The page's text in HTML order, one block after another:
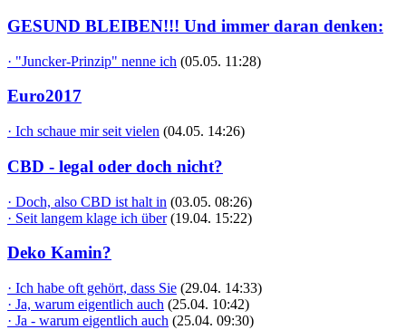
GESUND BLEIBEN!!! Und immer daran denken:
· "Juncker-Prinzip" nenne ich (05.05. 11:28)
Euro2017
· Ich schaue mir seit vielen (04.05. 14:26)
CBD - legal oder doch nicht?
· Doch, also CBD ist halt in (03.05. 08:26)
· Seit langem klage ich über (19.04. 15:22)
Deko Kamin?
· Ich habe oft gehört, dass Sie (29.04. 14:33)
· Ja, warum eigentlich auch (25.04. 10:42)
· Ja - warum eigentlich auch (25.04. 09:30)